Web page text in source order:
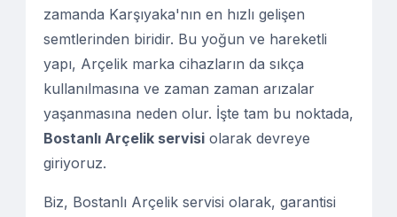
zamanda Karşıyaka'nın en hızlı gelişen
semtlerinden biridir. Bu yoğun ve hareketli
yapı, Arçelik marka cihazların da sıkça
kullanılmasına ve zaman zaman arızalar
yaşanmasına neden olur. İşte tam bu noktada,
Bostanlı Arçelik servisiolarak devreye
giriyoruz.
Biz, Bostanlı Arçelik servisi olarak, garantisi